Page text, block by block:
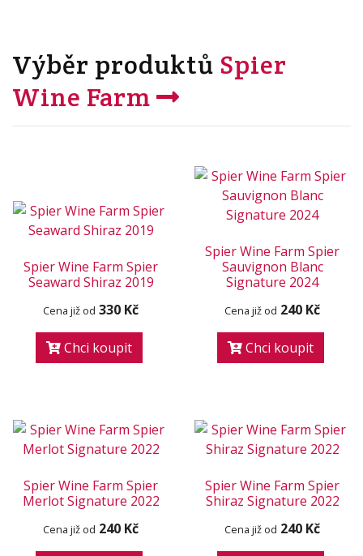
Výběr produktů Spier
Wine Farm
Spier Wine Farm Spier
Seaward Shiraz 2019
Cena již od 330 Kč
Chci koupit
Spier Wine Farm Spier
Sauvignon Blanc
Signature 2024
Cena již od 240 Kč
Chci koupit
Spier Wine Farm Spier
Merlot Signature 2022
Cena již od 240 Kč
Spier Wine Farm Spier
Shiraz Signature 2022
Cena již od 240 Kč